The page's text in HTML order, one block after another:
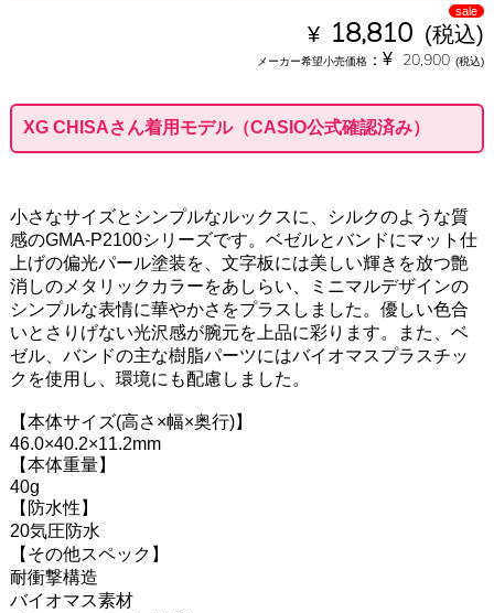
sale
¥ 18,810 (税込)
メーカー希望小売価格 ：¥ 20,900 (税込)
XG CHISAさん着用モデル（CASIO公式確認済み）
小さなサイズとシンプルなルックスに、シルクのような質
感のGMA-P2100シリーズです。ベゼルとバンドにマット仕
上げの偏光パール塗装を、文字板には美しい輝きを放つ艶
消しのメタリックカラーをあしらい、ミニマルデザインの
シンプルな表情に華やかさをプラスしました。優しい色合
いとさりげない光沢感が腕元を上品に彩ります。また、ベ
ゼル、バンドの主な樹脂パーツにはバイオマスプラスチッ
クを使用し、環境にも配慮しました。
【本体サイズ(高さ×幅×奥行)】
46.0×40.2×11.2mm
【本体重量】
40g
【防水性】
20気圧防水
【その他スペック】
耐衝撃構造
バイオマス素材